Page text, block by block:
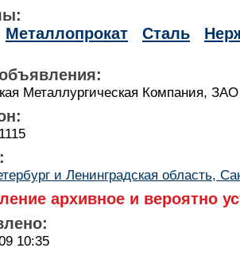
Металлопрокат Сталь
Металлургическая Компания, ЗАО
и Ленинградская область,
архивное и вероятно
10:35